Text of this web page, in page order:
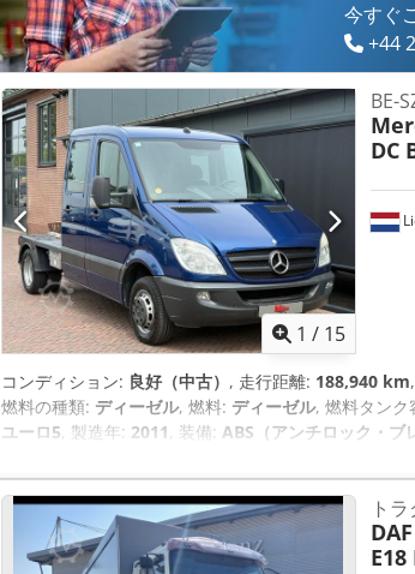
今すぐ
+44
1 / 15
BE-
DC
コンディション: 良好（中古） , 走行距離: 188,940 km
燃料の種類: ディーゼル, 燃料: ディーゼル, 燃料タンク
ユーロ5, 製造年: 2011, 装備: ABS（アンチロック・ブ
エアバッグ, クルーズコントロール, セントラルロッ
連結装置, パワーステアリング, フォグランプ, 車載コ
プログラム (ESP), ト
DAF
E18